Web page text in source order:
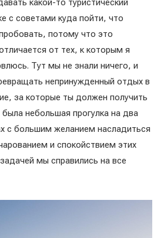
какой-то туристический
с советами куда пойти, что
потому что это
от тех, к которым я
Тут мы не знали ничего, и
непринужденный отдых в
за которые ты должен получить
небольшая прогулка на два
с большим желанием насладиться
и спокойствием этих
мы справились на все